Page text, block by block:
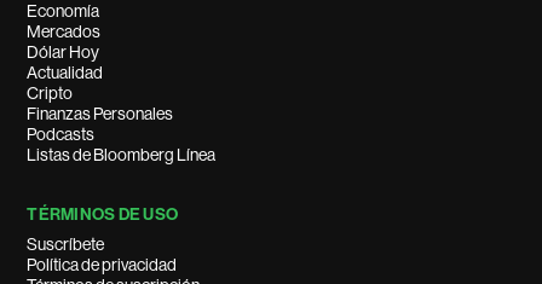
Economía
Mercados
Dólar Hoy
Actualidad
Cripto
Finanzas Personales
Podcasts
Listas de Bloomberg Línea
TÉRMINOS DE USO
Suscríbete
Política de privacidad